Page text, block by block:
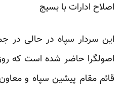
اصلاح ادارات با بسیج
این سردار سپاه در حالی در
اصولگرا حاضر شده است که
قائم مقام پیشین سپاه و